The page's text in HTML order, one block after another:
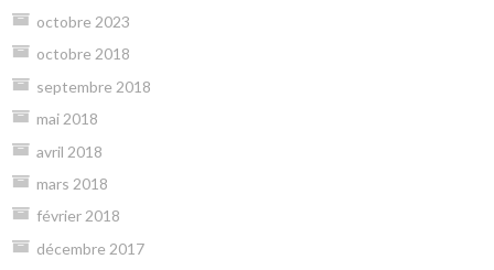
sur
Facebook
octobre 2023
octobre 2018
septembre 2018
mai 2018
avril 2018
mars 2018
février 2018
décembre 2017